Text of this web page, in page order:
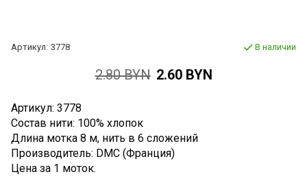
Артикул: 3778 В наличии
2.80 BYN 2.60 BYN
Артикул: 3778
Состав нити: 100% хлопок
Длина мотка 8 м, нить в 6 сложений
Производитель: DMC (Франция)
Цена за 1 моток.